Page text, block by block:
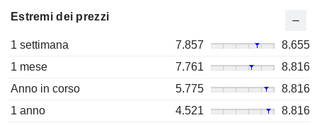
Estremi dei prezzi
1 settimana 7.857
8.655
1 mese
7.761
8.816
Anno in corso
5.775
8.816
1 anno
4.521
8.816